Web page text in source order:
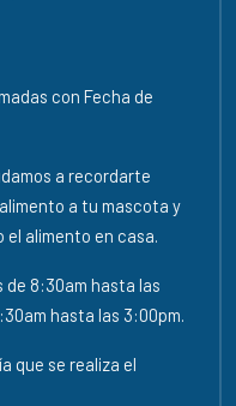
con Fecha de
a recordarte
a tu mascota y
el alimento en casa.
de 8:30am hasta las
hasta las 3:00pm.
que se realiza el